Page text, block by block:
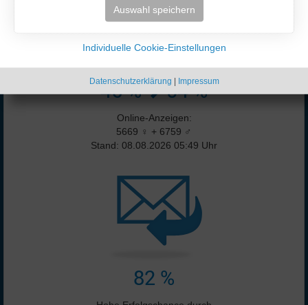
46 % 54 %
Online-Anzeigen:
5669 ♀ + 6759 ♂
Stand: 08.08.2026 05:49 Uhr
82 %
Auswahl speichern
Individuelle Cookie-Einstellungen
Datenschutzerklärung | Impressum